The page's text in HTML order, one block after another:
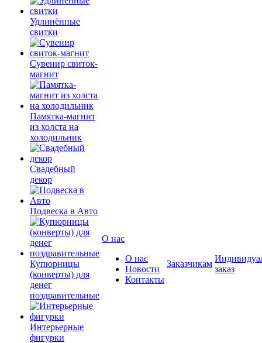
Удлинённые
свитки
Сувенир свиток-
магнит
Памятка-магнит
из холста на
холодильник
Свадебный
декор
Подвеска в Авто
Купюрницы
(конверты) для
денег
поздравительные
Интерьерные
фигурки
О нас
О нас
Новости
Контакты
Заказчикам
заказ